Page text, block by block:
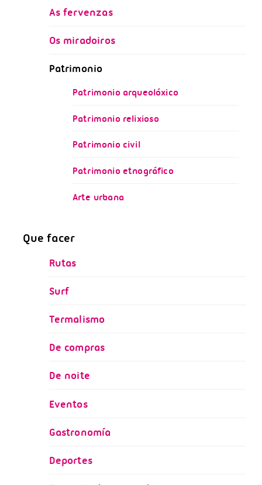
As fervenzas
Os miradoiros
Patrimonio
Patrimonio arqueolóxico
Patrimonio relixioso
Patrimonio civil
Patrimonio etnográfico
Arte urbana
Que facer
Rutas
Surf
Termalismo
De compras
De noite
Eventos
Gastronomía
Deportes